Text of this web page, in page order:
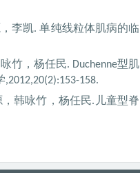
李凯.单纯线粒体肌病的临
竹，杨任民. Duchenne型肌
,2012,20(2):153-158.
韩咏竹，杨任民. 儿童型脊